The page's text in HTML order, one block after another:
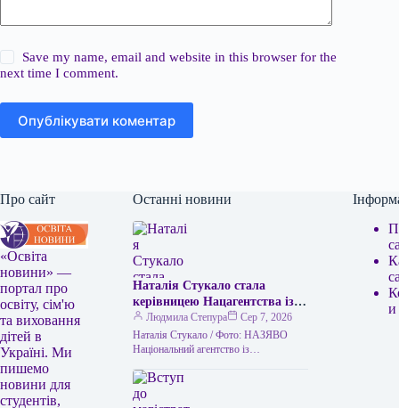
Save my name, email and website in this browser for the
next time I comment.
Опублікувати коментар
Про сайт
«Освіта
новини» —
портал про
освіту, сім'ю
та виховання
дітей в
Україні. Ми
пишемо
новини для
студентів,
Останні новини
Наталія Стукало стала
керівницею Нацагентства із
забезпечення якості вищої
освіти — які факти про неї є
Людмила Степура
Сер 7, 2026
Наталія Стукало / Фото: НАЗЯВО
Національний агентство із
України отримало нового керівника.
Цією посадою стала Наталія…
и